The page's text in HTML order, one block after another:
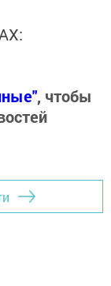
, чтобы